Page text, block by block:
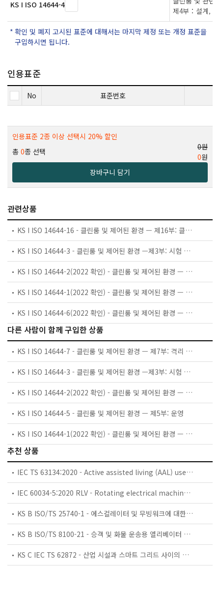
KS I ISO 14644-4
제4부：설계,
확인 및 폐지 고시된 표준에 대해서는 마지막 제정 또는 개정 표준을
구입하시면 됩니다.
인용표준
No 표준번호
인용표준 2종 이상 선택시 20% 할인
총 0종 선택
0원
0원
장바구니 담기
관련상품
KS I ISO 14644-16 - 클린룸 및 제어된 환경 — 제16부: 클린룸 및 격리 장치에서의 에너지 효율
KS I ISO 14644-3 - 클린룸 및 제어된 환경 —제3부: 시험 방법
KS I ISO 14644-2(2022 확인) - 클린룸 및 제어된 환경 — 제2부:클린룸 성능 확인을 위한 입자 농도 모니터링
KS I ISO 14644-1(2022 확인) - 클린룸 및 제어된 환경 — 제1부: 입자 농도에 의한 공기 청정도 등급분류
KS I ISO 14644-6(2022 확인) - 클린룸 및 제어된 환경 — 제6부: 용어
다른 사람이 함께 구입한 상품
KS I ISO 14644-7 - 클린룸 및 제어된 환경 — 제7부: 격리 장치 (청정공기후드, 글러브박스, 아이솔레이터 및 미니환경)
KS I ISO 14644-3 - 클린룸 및 제어된 환경 —제3부: 시험 방법
KS I ISO 14644-2(2022 확인) - 클린룸 및 제어된 환경 — 제2부:클린룸 성능 확인을 위한 입자 농도 모니터링
KS I ISO 14644-5 - 클린룸 및 제어된 환경 — 제5부: 운영
KS I ISO 14644-1(2022 확인) - 클린룸 및 제어된 환경 — 제1부: 입자 농도에 의한 공기 청정도 등급분류
추천 상품
IEC TS 63134:2020 - Active assisted living (AAL) use cases
IEC 60034-5:2020 RLV - Rotating electrical machines - Part 5: Degrees of protection provided by the integral design of rotating electrical machines (IP code) - Classification
KS B ISO/TS 25740-1 - 에스컬레이터 및 무빙워크에 대한 안전요건 — 제1부: 세계공통 필수 안전요건(GESRs)
KS B ISO/TS 8100-21 - 승객 및 화물 운송용 엘리베이터 —제21부: 세계공통 필수안전요건(GESRs)을 충족하는 세계공통 안전 파라미터(GSPs)
KS C IEC TS 62872 - 산업 시설과 스마트 그리드 사이의 산업 공정 측정, 제어 및 자동화 시스템 인터페이스